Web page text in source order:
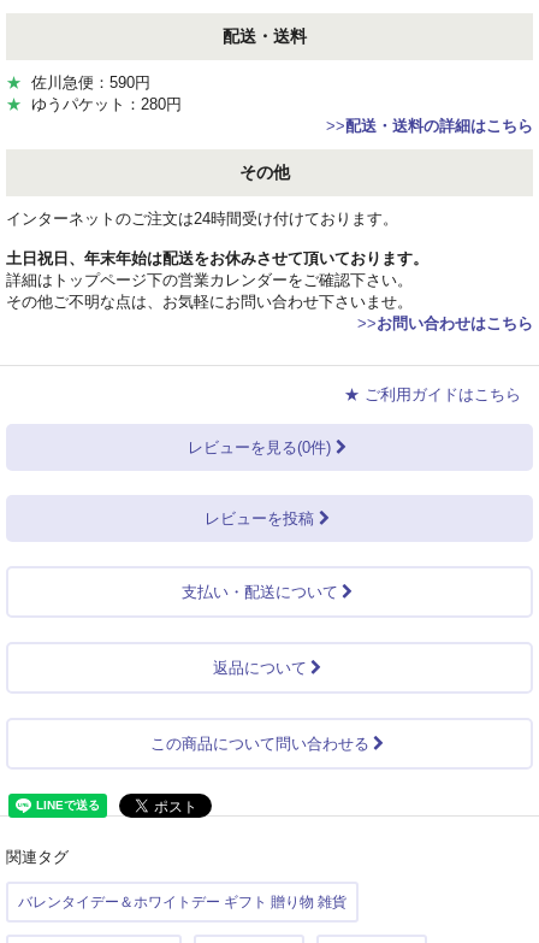
配送・送料
★ 佐川急便：590円
★ ゆうパケット：280円
>>配送・送料の詳細はこちら
その他
インターネットのご注文は24時間受け付けております。
土日祝日、年末年始は配送をお休みさせて頂いております。
詳細はトップページ下の営業カレンダーをご確認下さい。
その他ご不明な点は、お気軽にお問い合わせ下さいませ。
>>お問い合わせはこちら
★ ご利用ガイドはこちら
レビューを見る(0件)
レビューを投稿
支払い・配送について
返品について
この商品について問い合わせる
関連タグ
バレンタイデー＆ホワイトデー ギフト 贈り物 雑貨